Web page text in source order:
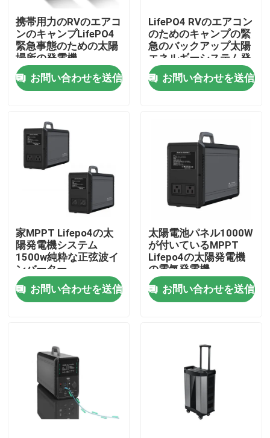
ホーム
製品
企業情報
品質管理
お問い合わせ
太陽発電機の場所
携帯用発電所の発電機
携帯用力のRVのエアコ
ンのキャンプLifePO4
緊急事態のための太陽
場所の発電機
お問い合わせを送信
LifePO4 RVのエアコン
のためのキャンプの緊
急のバックアップ太陽
エネルギーシステム発
電機
お問い合わせを送信
家MPPT Lifepo4の太
陽発電機システム
1500w純粋な正弦波イ
ンバーター
お問い合わせを送信
太陽電池パネル1000W
が付いているMPPT
Lifepo4の太陽発電機
の電気発電機
お問い合わせを送信